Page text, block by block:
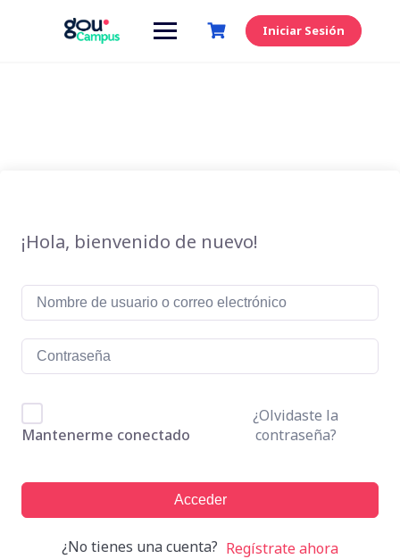
Iniciar Sesión
¡Hola, bienvenido de nuevo!
Mantenerme conectado
¿Olvidaste la
contraseña?
Acceder
¿No tienes una cuenta? Regístrate ahora